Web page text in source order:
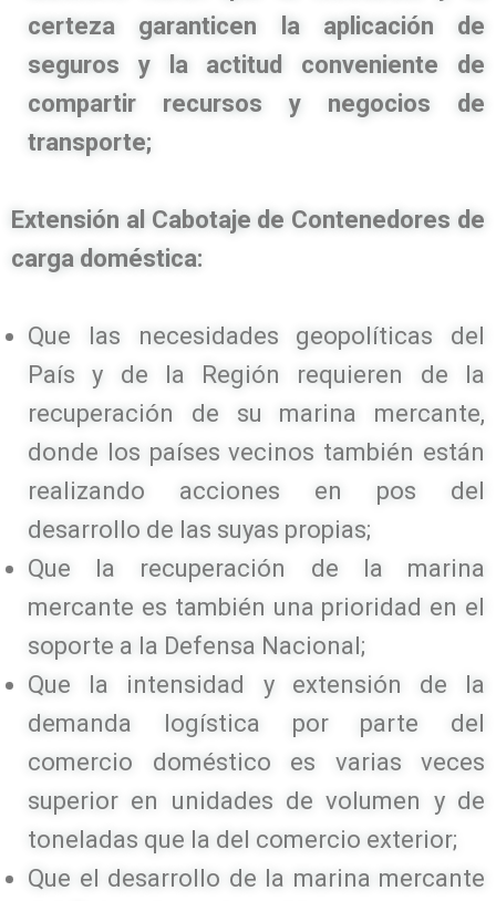
certeza garanticen la aplicación de
seguros y la actitud conveniente de
compartir recursos y negocios de
transporte;
Extensión al Cabotaje de Contenedores de
carga doméstica:
Que las necesidades geopolíticas del
País y de la Región requieren de la
recuperación de su marina mercante,
donde los países vecinos también están
realizando acciones en pos del
desarrollo de las suyas propias;
Que la recuperación de la marina
mercante es también una prioridad en el
soporte a la Defensa Nacional;
Que la intensidad y extensión de la
demanda logística por parte del
comercio doméstico es varias veces
superior en unidades de volumen y de
toneladas que la del comercio exterior;
Que el desarrollo de la marina mercante